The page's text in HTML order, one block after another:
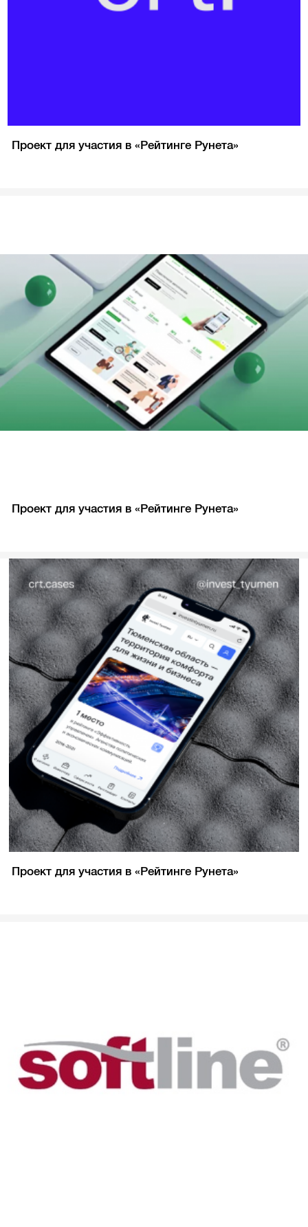
Проект для участия в «Рейтинге Рунета»
Проект для участия в «Рейтинге Рунета»
Проект для участия в «Рейтинге Рунета»